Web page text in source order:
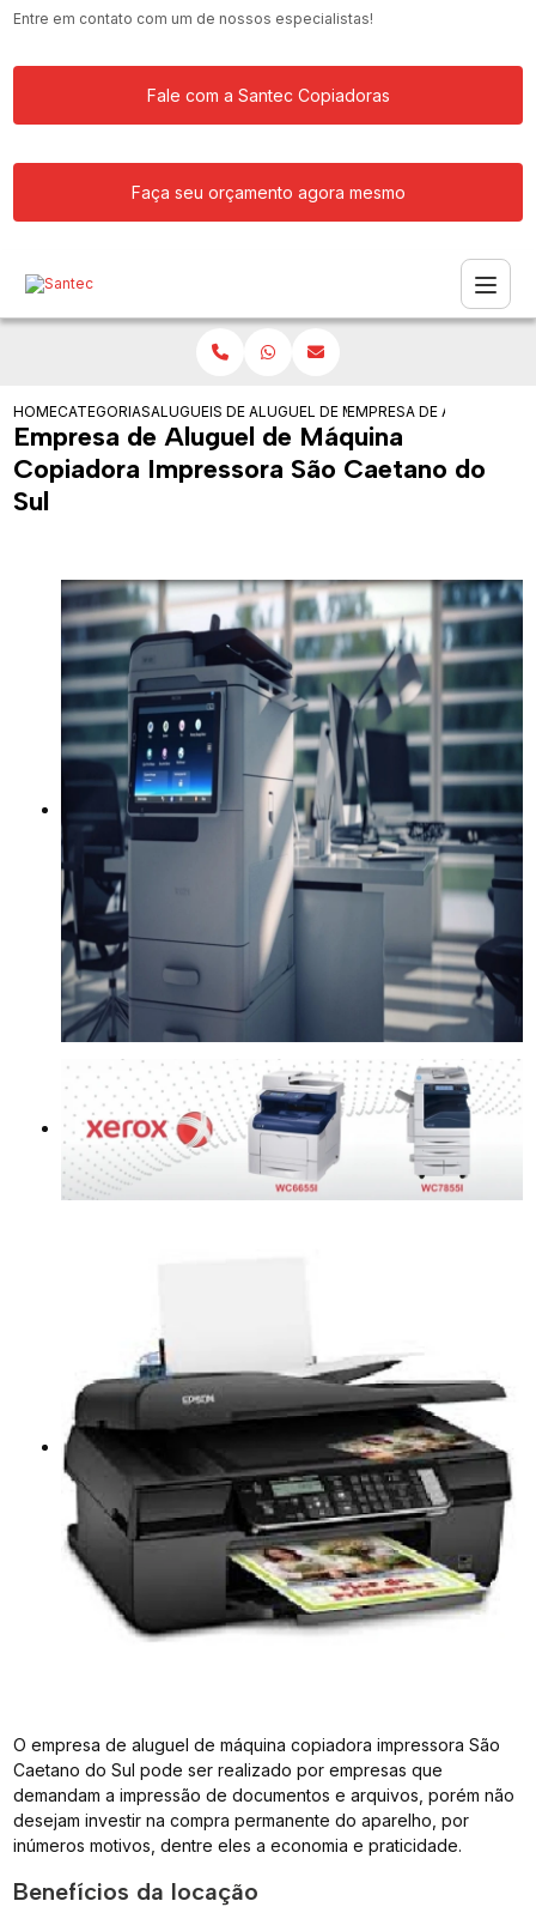
Entre em contato com um de nossos especialistas!
Fale com a Santec Copiadoras
Faça seu orçamento agora mesmo
HOMECATEGORIASALUGUEIS DE COPIADORASALUGUEL DE MAQUINA COPIADORA
EMPRESA DE ALUGUEL
Empresa de Aluguel de Máquina
Copiadora Impressora São Caetano do
Sul
O empresa de aluguel de máquina copiadora impressora São
Caetano do Sul pode ser realizado por empresas que
demandam a impressão de documentos e arquivos, porém não
desejam investir na compra permanente do aparelho, por
inúmeros motivos, dentre eles a economia e praticidade.
Benefícios da locação